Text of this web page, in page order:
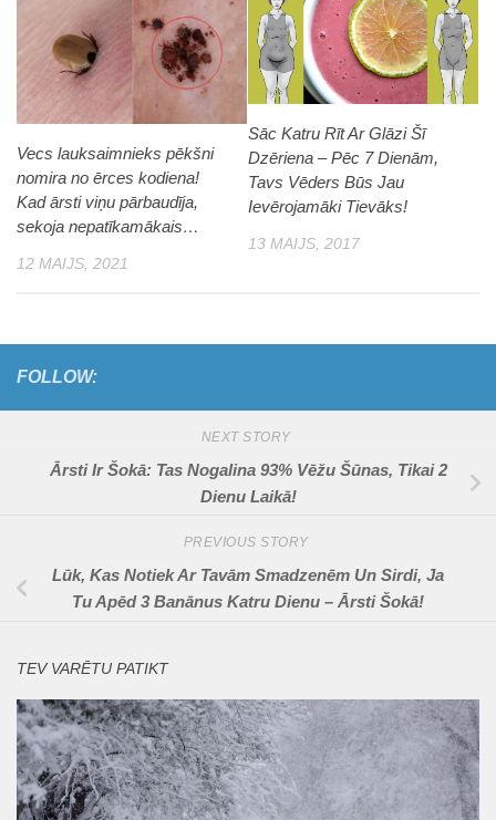
Vecs lauksaimnieks pēkšni
nomira no ērces kodiena!
Kad ārsti viņu pārbaudīja,
sekoja nepatīkamākais…
12 MAIJS, 2021
Sāc Katru Rīt Ar Glāzi Šī
Dzēriena – Pēc 7 Dienām,
Tavs Vēders Būs Jau
Ievērojamāki Tievāks!
13 MAIJS, 2017
FOLLOW:
NEXT STORY
Ārsti Ir Šokā: Tas Nogalina 93% Vēžu Šūnas, Tikai 2
Dienu Laikā!
PREVIOUS STORY
Lūk, Kas Notiek Ar Tavām Smadzenēm Un Sirdi, Ja
Tu Apēd 3 Banānus Katru Dienu – Ārsti Šokā!
TEV VARĒTU PATIKT